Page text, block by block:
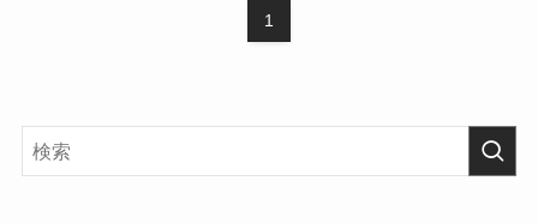
1